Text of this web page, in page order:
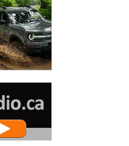
Deux événements phares à venir